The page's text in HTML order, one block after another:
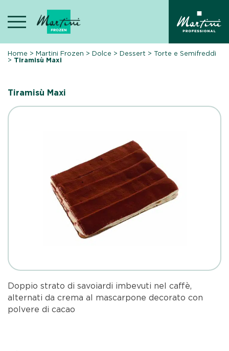
content
Home >Martini Frozen >Dolce >Dessert >Torte e Semifreddi
> Tiramisù Maxi
Tiramisù Maxi
Doppio strato di savoiardi imbevuti nel caffè,
alternati da crema al mascarpone decorato con
polvere di cacao